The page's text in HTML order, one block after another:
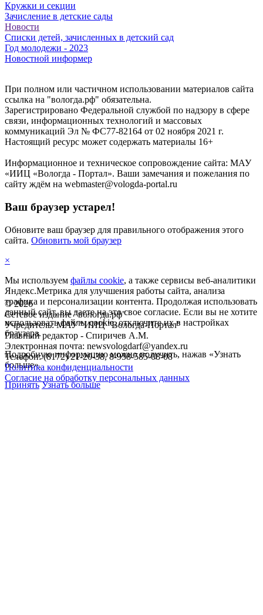
Кружки и секции
Зачисление в детские сады
Новости
Списки детей, зачисленных в детский сад
Год молодежи - 2023
©2026
Сетевое издание "вологда.рф"
Учредитель: МАУ "ИИЦ "Вологда-Портал"
Главный редактор - Спиричев А.М.
Электронная почта: newsvologdarf@yandex.ru
Телефон: (8172) 21-20-38, 8-958-585-08-08
Политика конфиденциальности
Согласие на обработку персональных данных
Новостной информер
При полном или частичном использовании материалов сайта
ссылка на "вологда.рф" обязательна.
Зарегистрировано Федеральной службой по надзору в сфере
связи, информационных технологий и массовых
коммуникаций Эл № ФС77-82164 от 02 ноября 2021 г.
Настоящий ресурс может содержать материалы 16+
Информационное и техническое сопровождение сайта: МАУ
«ИИЦ «Вологда - Портал». Ваши замечания и пожелания по
сайту ждём на webmaster@vologda-portal.ru
Ваш браузер устарел!
Обновите ваш браузер для правильного отображения этого
сайта. Обновить мой браузер
×
Мы используем файлы cookie, а также сервисы веб-аналитики
Яндекс.Метрика для улучшения работы сайта, анализа
трафика и персонализации контента. Продолжая использовать
данный сайт, вы даете на это свое согласие. Если вы не хотите
использовать файлы cookie, отключите их в настройках
браузера.
Подробную информацию можно получить, нажав «Узнать
больше».
Принять Узнать больше